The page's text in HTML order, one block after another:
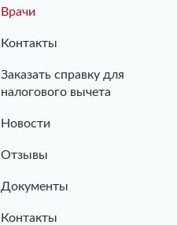
Врачи
Контакты
Заказать справку для
налогового вычета
Новости
Отзывы
Документы
Контакты